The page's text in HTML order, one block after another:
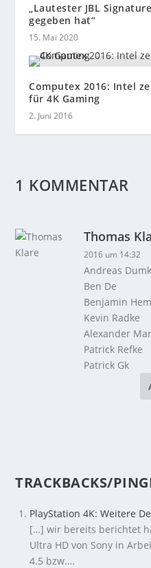
„Lautester JBL
gegeben hat“
15. Mai 2020
Computex 2016: Intel
für 4K Gaming
2. Juni 2016
1 KOMMENTAR
Thomas
2016 um 14:32
Andreas
Ben De
Benjamin
Kevin Radke
Alexander
Patrick Refke
Patrick Gk
TRACKBACKS/
PlayStation 4K: Weitere
[…] wir bereits berichtet
Ultra HD von Sony in
4.5 bzw.…